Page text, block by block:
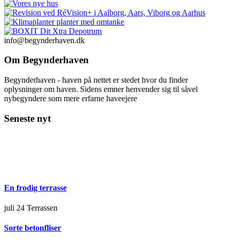
info@begynderhaven.dk
Om Begynderhaven
Begynderhaven - haven på nettet er stedet hvor du finder
oplysninger om haven. Sidens emner henvender sig til såvel
nybegyndere som mere erfarne haveejere
Seneste nyt
En frodig terrasse
juli 24 Terrassen
Sorte betonfliser